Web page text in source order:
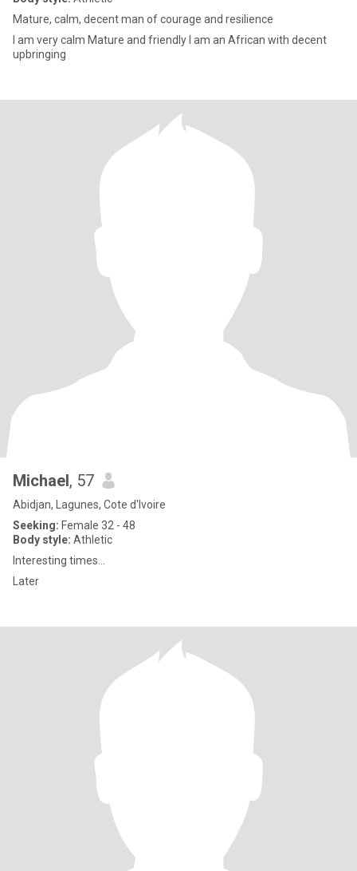
Mature, calm, decent man of courage and resilience
I am very calm Mature and friendly I am an African with decent
upbringing
Michael, 57
Abidjan, Lagunes, Cote d'Ivoire
Seeking: Female 32 - 48
Body style: Athletic
Interesting times...
Later